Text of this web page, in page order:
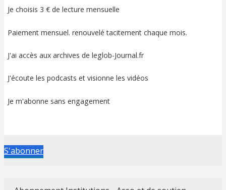
Je choisis 3 € de lecture mensuelle
Paiement mensuel. renouvelé tacitement chaque mois.
J'ai accès aux archives de leglob-Journal.fr
J'écoute les podcasts et visionne les vidéos
Je m'abonne sans engagement
S'abonner